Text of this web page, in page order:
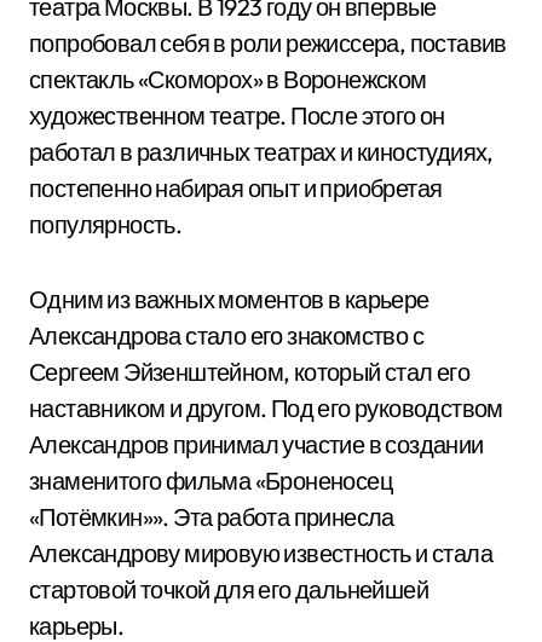
театра Москвы. В 1923 году он впервые
попробовал себя в роли режиссера, поставив
спектакль «Скоморох» в Воронежском
художественном театре. После этого он
работал в различных театрах и киностудиях,
постепенно набирая опыт и приобретая
популярность.
Одним из важных моментов в карьере
Александрова стало его знакомство с
Сергеем Эйзенштейном, который стал его
наставником и другом. Под его руководством
Александров принимал участие в создании
знаменитого фильма «Броненосец
«Потёмкин»». Эта работа принесла
Александрову мировую известность и стала
стартовой точкой для его дальнейшей
карьеры.